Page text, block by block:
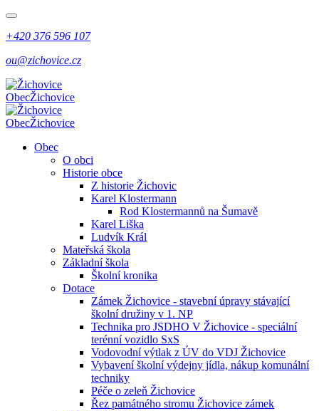
+420 376 596 107
ou@zichovice.cz
ObecŽichovice
ObecŽichovice
Obec
O obci
Historie obce
Z historie Žichovic
Karel Klostermann
Rod Klostermannů na Šumavě
Karel Liška
Ludvík Král
Mateřská škola
Základní škola
Školní kronika
Dotace
Zámek Žichovice - stavební úpravy stávající
školní družiny v 1. NP
Technika pro JSDHO V Žichovice - speciální
terénní vozidlo SxS
Vodovodní výtlak z ÚV do VDJ Žichovice
Vybavení školní výdejny jídla, nákup komunální
techniky
Péče o zeleň Žichovice
Řez památného stromu Žichovice zámek